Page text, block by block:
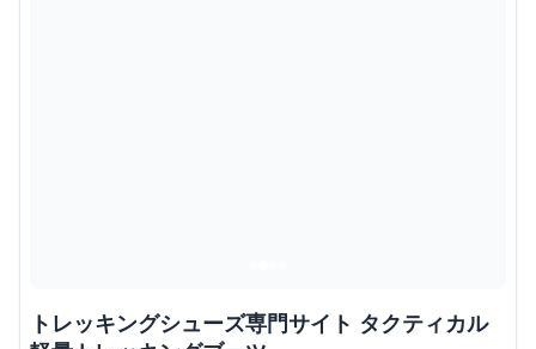
トレッキングシューズ専門サイト タクティカル